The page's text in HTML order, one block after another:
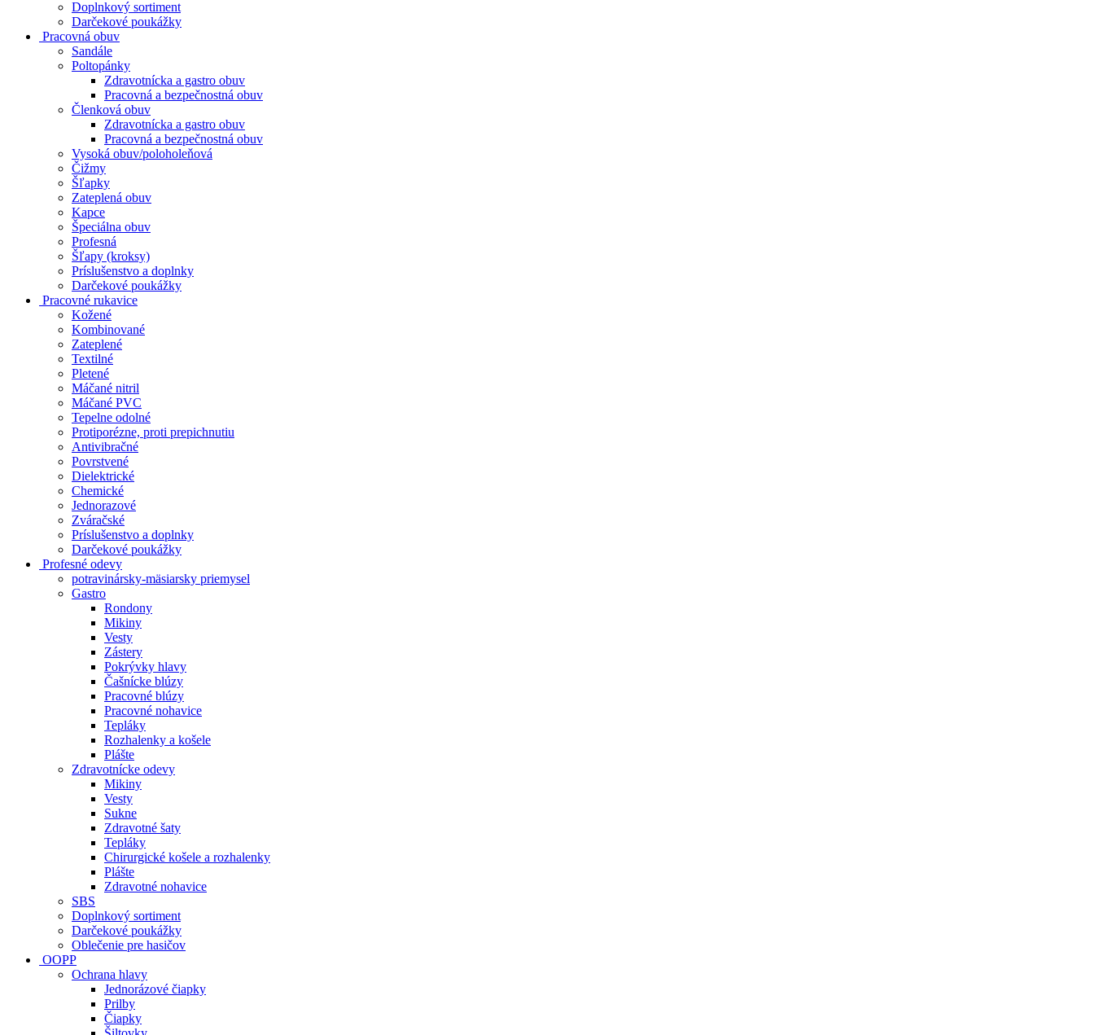
Doplnkový sortiment
Darčekové poukážky
Pracovná obuv
Sandále
Poltopánky
Zdravotnícka a gastro obuv
Pracovná a bezpečnostná obuv
Členková obuv
Zdravotnícka a gastro obuv
Pracovná a bezpečnostná obuv
Vysoká obuv/poloholeňová
Čižmy
Šľapky
Zateplená obuv
Kapce
Špeciálna obuv
Profesná
Šľapy (kroksy)
Príslušenstvo a doplnky
Darčekové poukážky
Pracovné rukavice
Kožené
Kombinované
Zateplené
Textilné
Pletené
Máčané nitril
Máčané PVC
Tepelne odolné
Protiporézne, proti prepichnutiu
Antivibračné
Povrstvené
Dielektrické
Chemické
Jednorazové
Zváračské
Príslušenstvo a doplnky
Darčekové poukážky
Profesné odevy
potravinársky-mäsiarsky priemysel
Gastro
Rondony
Mikiny
Vesty
Zástery
Pokrývky hlavy
Čašnícke blúzy
Pracovné blúzy
Pracovné nohavice
Tepláky
Rozhalenky a košele
Plášte
Zdravotnícke odevy
Mikiny
Vesty
Sukne
Zdravotné šaty
Tepláky
Chirurgické košele a rozhalenky
Plášte
Zdravotné nohavice
SBS
Doplnkový sortiment
Darčekové poukážky
Oblečenie pre hasičov
OOPP
Ochrana hlavy
Jednorázové čiapky
Prilby
Čiapky